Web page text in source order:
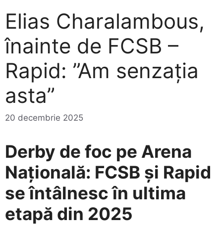
Elias Charalambous,
înainte de FCSB –
Rapid: ”Am senzația
asta”
20 decembrie 2025
Derby de foc pe Arena
Națională: FCSB și Rapid
se întâlnesc în ultima
etapă din 2025